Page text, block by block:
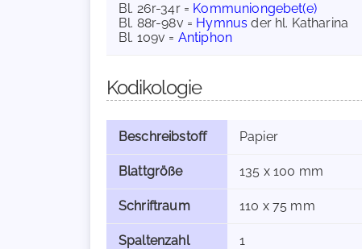
Bl. 26r-34r = Kommuniongebet(e)
Bl. 88r-98v = Hymnus der hl. Katharina
Bl. 109v = Antiphon
Kodikologie
Beschreibstoff Papier
Blattgröße 135 x 100 mm
Schriftraum 110 x 75 mm
Spaltenzahl 1